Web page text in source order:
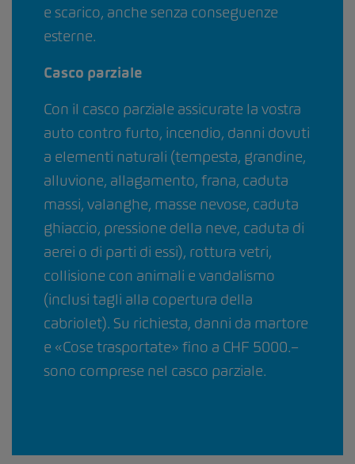
e scarico, anche senza conseguenze
esterne.
Casco parziale
Con il casco parziale assicurate la vostra
auto contro furto, incendio, danni dovuti
a elementi naturali (tempesta, grandine,
alluvione, allagamento, frana, caduta
massi, valanghe, masse nevose, caduta
ghiaccio, pressione della neve, caduta di
aerei o di parti di essi), rottura vetri,
collisione con animali e vandalismo
(inclusi tagli alla copertura della
cabriolet). Su richiesta, danni da martore
e «Cose trasportate» fino a CHF 5000.–
sono comprese nel casco parziale.